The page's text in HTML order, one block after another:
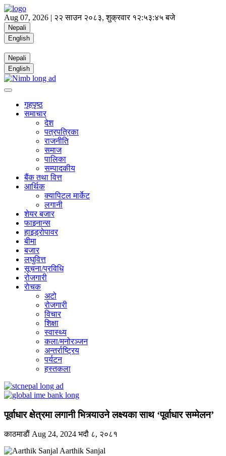
Aug 07, 2026 | २२ साउन २०८३, शुक्रवार १२:५३:४६ बजे
Nepali
English
Nepali
English
गृहपृष्ठ
समाचार
देश
पत्रपत्रिका
राजनीति
समाज
पालिका
सम्पादकीय
बैंक तथा वित्त
आर्थिक
क्यापिटल मार्केट
लगानी
शेयर बजार
फाइनान्स
हाइड्रोपावर
बीमा
बजार
लघुवित्त
सूचना/प्रविधि
रोजगारी
राेचक
अटो
रोजगारी
विचार
शिक्षा
स्वास्थ्य
कला/मनोरञ्जन
अन्तर्राष्ट्रिय
पर्यटन
हस्तकला
पूर्वाधार क्षेत्रमा लगानी भित्र्याउने लक्ष्यका साथ ‘पूर्वाधार सम्मेलन’
काठमाडाैं Aug 24, 2024 भदौ ८, २०८१
Aarthik Sanjal